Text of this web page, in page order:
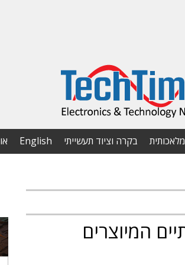
בקרה וציוד תעשייתי English
המיוצרים